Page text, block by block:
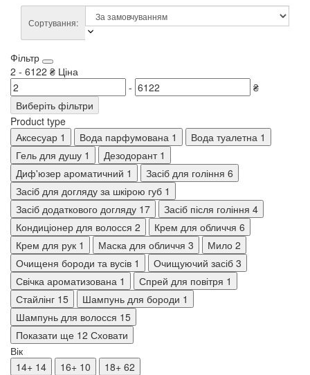
Сортування:
Фільтр
2 - 6122 ₴ Ціна
-
₴
Виберіть фільтри
Product type
Аксесуар 1 Вода парфумована 1 Вода туалетна 1
Гель для душу 1 Дезодорант 1
Диф'юзер ароматичний 1 Засіб для гоління 6
Засіб для догляду за шкірою губ 1
Засіб додаткового догляду 17 Засіб після гоління 4
Кондиціонер для волосся 2 Крем для обличчя 6
Крем для рук 1 Маска для обличчя 3 Мило 2
Очищеня бороди та вусів 1 Очищуючий засіб 3
Свічка ароматизована 1 Спрей для повітря 1
Стайлінг 15 Шампунь для бороди 1
Шампунь для волосся 15
Показати ще 12 Сховати
Вік
14+ 14 16+ 10 18+ 62